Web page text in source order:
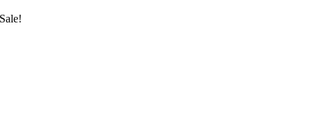
Sale!